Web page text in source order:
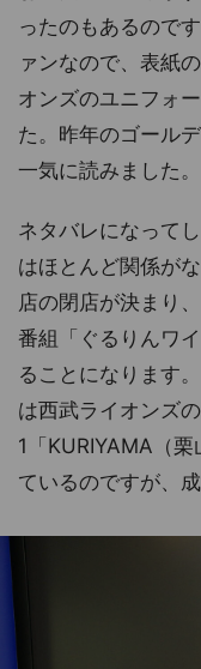
ったのもあるので
ァンなので、表紙
オンズのユニフォ
た。昨年のゴール
一気に読みました。
ネタバレになって
はほとんど関係が
店の閉店が決まり
番組「ぐるりんワ
ることになります
は西武ライオンズ
1「KURIYAMA（
ているのですが、